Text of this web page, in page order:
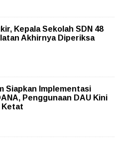
Kepala Sekolah SDN 48
Akhirnya Diperiksa
Siapkan Implementasi
Penggunaan DAU Kini
Ketat